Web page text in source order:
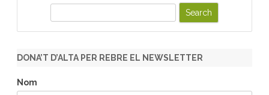
r
h
DONA’T D’ALTA PER REBRE EL NEWSLETTER
Nom